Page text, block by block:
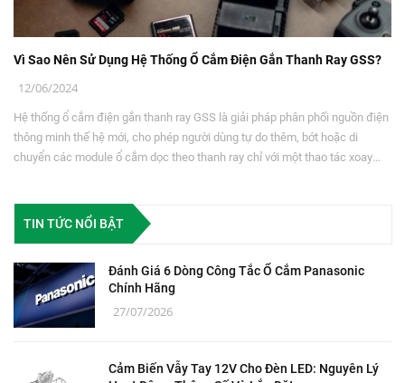
Vì Sao Nên Sử Dụng Hệ Thống Ổ Cắm Điện Gắn Thanh Ray GSS?
12/06/2024
Hệ thống ổ cắm điện gắn thanh ray GSS là giải pháp phân phối nguồn điện
thông minh thế hệ mới, cho phép người dùng tự do thêm, bớt hoặc di
chuyển các module ổ cắm dọc theo thanh ray chỉ với một thao tác xoay
chống giật vượt trội cùng thiết kế vô cùng sang trọng, hiện đại.
TIN TỨC NỔI BẬT
Đánh Giá 6 Dòng Công Tắc Ổ Cắm Panasonic
Chính Hãng
27/07/2026
Cảm Biến Vẫy Tay 12V Cho Đèn LED: Nguyên Lý